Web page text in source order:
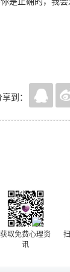
到：
获取免费心理资
讯